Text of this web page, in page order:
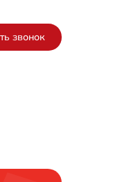
звонок